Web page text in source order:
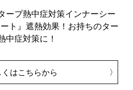
ープ熱中症対策インナーシー
ト』遮熱効果！お持ちのター
中症対策に！
くはこちらから